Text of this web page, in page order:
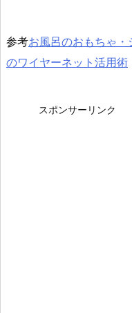
参考お風呂のおもちゃ
のワイヤーネット活用術
スポンサーリンク